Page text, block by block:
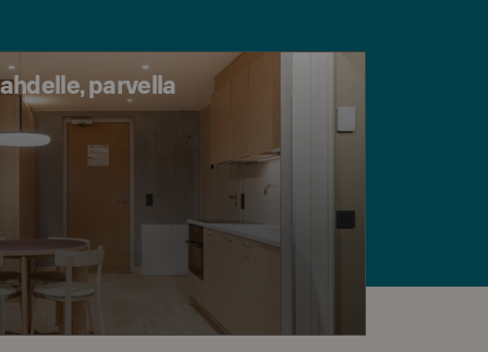
parvella